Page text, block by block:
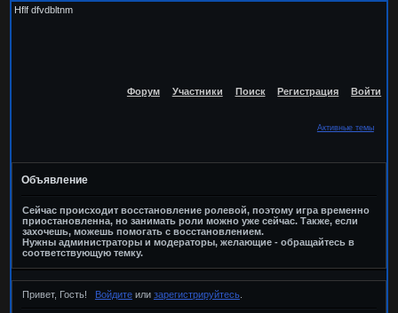
Hflf dfvdbltnm
Форум Участники Поиск Регистрация Войти
Активные темы
Объявление
Сейчас происходит восстановление ролевой, поэтому игра временно
приостановленна, но занимать роли можно уже сейчас. Также, если
захочешь, можешь помогать с восстановлением.
Нужны администраторы и модераторы, желающие - обращайтесь в
соответствующую темку.
Привет, Гость! Войдитеили зарегистрируйтесь.